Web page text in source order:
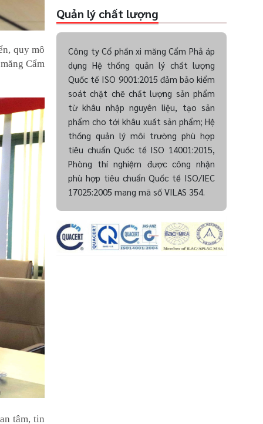
quy mô
Cẩm
tâm, tin
Quản lý chất lượng
Công ty Cổ phần xi măng Cẩm Phả áp
dụng Hệ thống quản lý chất lượng
Quốc tế ISO 9001:2015 đảm bảo kiểm
soát chặt chẽ chất lượng sản phẩm
từ khâu nhập nguyên liệu, tạo sản
phẩm cho tới khâu xuất sản phẩm; Hệ
thống quản lý môi trường phù hợp
tiêu chuẩn Quốc tế ISO 14001:2015,
Phòng thí nghiệm được công nhận
phù hợp tiêu chuẩn Quốc tế ISO/IEC
17025:2005 mang mã số VILAS 354.